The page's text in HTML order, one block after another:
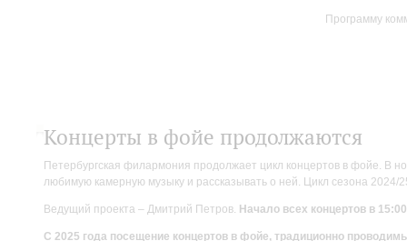
Программу
Концерты в фойе продолжаются
Петербургская филармония продолжает цикл концертов в фойе. В
любимую камерную музыку и рассказывать о ней. Цикл сезона
Ведущий проекта – Дмитрий Петров. Начало всех концертов в
С 2025 года посещение концертов в фойе, традиционно